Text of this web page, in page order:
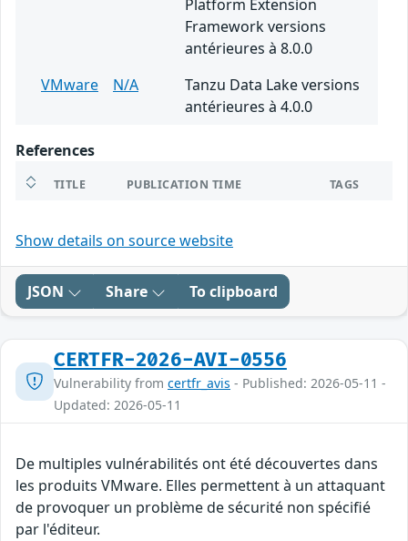
Platform Extension
Framework versions
antérieures à 8.0.0
VMware
N/A
Tanzu Data Lake versions
antérieures à 4.0.0
References
TITLE PUBLICATION TIME TAGS
Show details on source website
JSON Share To clipboard
CERTFR-2026-AVI-0556
Vulnerability from certfr_avis - Published: 2026-05-11 -
Updated: 2026-05-11
De multiples vulnérabilités ont été découvertes dans
les produits VMware. Elles permettent à un attaquant
de provoquer un problème de sécurité non spécifié
par l'éditeur.